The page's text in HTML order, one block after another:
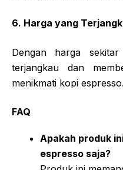
6. Harga yang
Dengan harga
terjangkau dan
menikmati kopi espresso.
FAQ
Apakah produk
espresso saja?